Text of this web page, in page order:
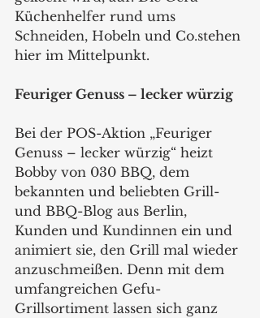
Küchenhelfer rund ums
Schneiden, Hobeln und Co.stehen
hier im Mittelpunkt.
Feuriger Genuss – lecker würzig
Bei der POS-Aktion „Feuriger
Genuss – lecker würzig“ heizt
Bobby von 030 BBQ, dem
bekannten und beliebten Grill-
und BBQ-Blog aus Berlin,
Kunden und Kundinnen ein und
animiert sie, den Grill mal wieder
anzuschmeißen. Denn mit dem
umfangreichen Gefu-
Grillsortiment lassen sich ganz